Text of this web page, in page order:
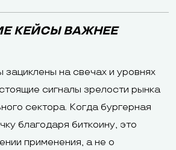
КЕЙСЫ ВАЖНЕЕ
на свечах и уровнях
сигналы зрелости рынка
сектора. Когда бургерная
благодаря биткоину, это
применения, а не о